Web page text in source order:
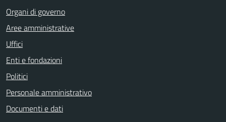
Organi di governo
Aree amministrative
Uffici
Enti e fondazioni
Politici
Personale amministrativo
Documenti e dati